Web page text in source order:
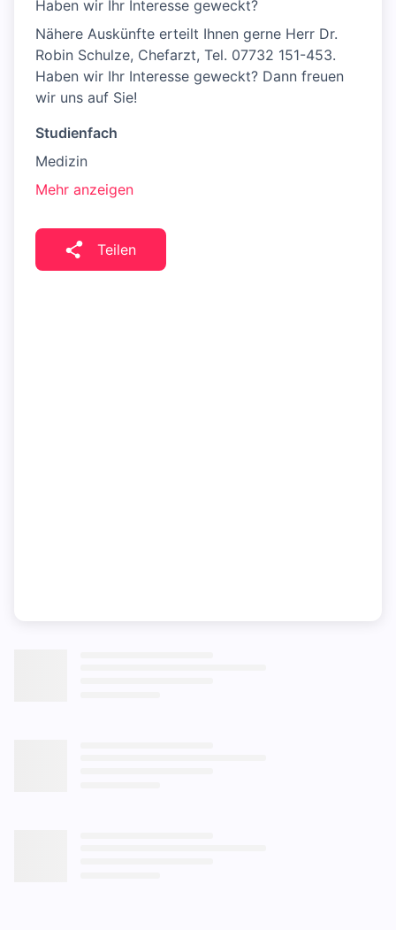
Haben wir Ihr Interesse geweckt?
Nähere Auskünfte erteilt Ihnen gerne Herr Dr.
Robin Schulze, Chefarzt, Tel. 07732 151-453.
Haben wir Ihr Interesse geweckt? Dann freuen
wir uns auf Sie!
Studienfach
Medizin
Mehr anzeigen
Teilen